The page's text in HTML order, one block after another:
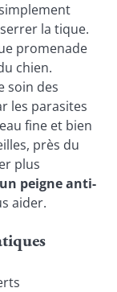
la tique.
promenade
chien.
soin des
les parasites
fine et bien
près du
plus
un peigne anti-
aider.